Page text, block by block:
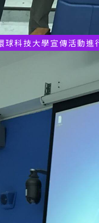
球科技大學宣傳活動進